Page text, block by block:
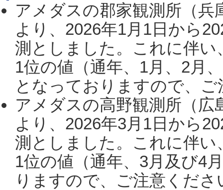
アメダスの郡家観測所（
より、2026年1月1日から
測としました。これに伴い
1位の値（通年、1月、2月
となっておりますので、
アメダスの高野観測所（
より、2026年3月1日から
測としました。これに伴い
1位の値（通年、3月及び4
りますので、ご注意くだ